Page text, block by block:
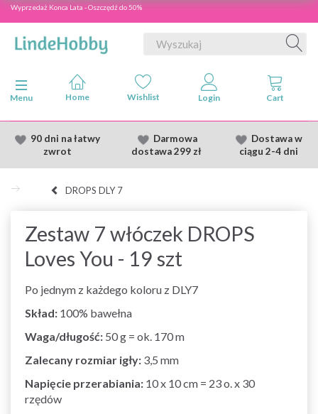
Wyprzedaż Konca Lata - Oszczędź do 50%
Przełącz nawigację
Menu
90 dni na łatwy
zwrot
Darmowa
dostawa299 zł
Dostawaw
ciągu 2-4 dni
DROPS DLY 7
Zestaw 7 włóczek DROPS
Loves You - 19 szt
Po jednym z każdego koloru z DLY7
Skład: 100% bawełna
Waga/długość: 50 g = ok. 170 m
Zalecany rozmiar igły: 3,5 mm
Napięcie przerabiania: 10 x 10 cm = 23 o. x 30
rzędów